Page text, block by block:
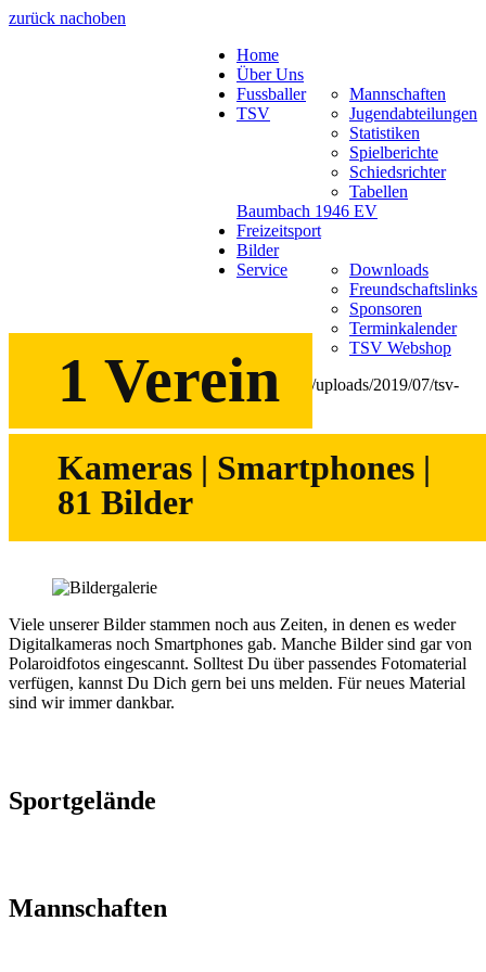
zurück nachoben
Home
Über Uns
Fussballer
Mannschaften
Jugendabteilungen
Statistiken
Spielberichte
Schiedsrichter
Tabellen
TSV
Baumbach 1946 EV
Freizeitsport
Bilder
Service
Downloads
Freundschaftslinks
Sponsoren
Terminkalender
TSV Webshop
Bildergalerie
1 Verein
Kameras | Smartphones |
81 Bilder
Viele unserer Bilder stammen noch aus Zeiten, in denen es weder
Digitalkameras noch Smartphones gab. Manche Bilder sind gar von
Polaroidfotos eingescannt. Solltest Du über passendes Fotomaterial
verfügen, kannst Du Dich gern bei uns melden. Für neues Material
sind wir immer dankbar.
Sportgelände
Mannschaften